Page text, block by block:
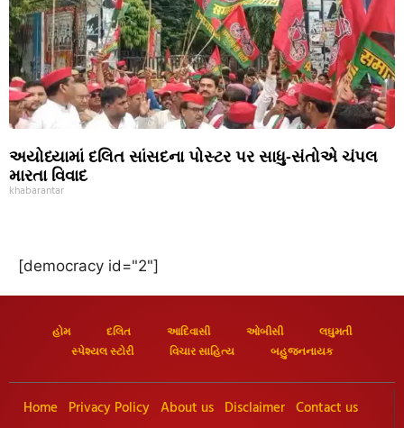
અયોધ્યામાં દલિત સાંસદના પોસ્ટર પર સાધુ-સંતોએ ચંપલ
મારતા વિવાદ
khabarantar
[democracy id="2"]
હોમ દલિત આદિવાસી ઓબીસી
લઘુમતી
સ્પેશ્યલ સ્ટોરી
વિચાર સાહિત્ય બહુજનનાયક
Home Privacy Policy About us Disclaimer Contact us